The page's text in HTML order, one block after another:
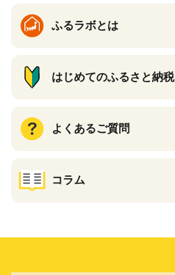
ふるラボとは
はじめてのふるさと納税
よくあるご質問
コラム